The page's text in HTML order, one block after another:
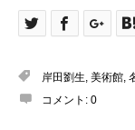
岸田劉生, 美術館,
コメント: 0